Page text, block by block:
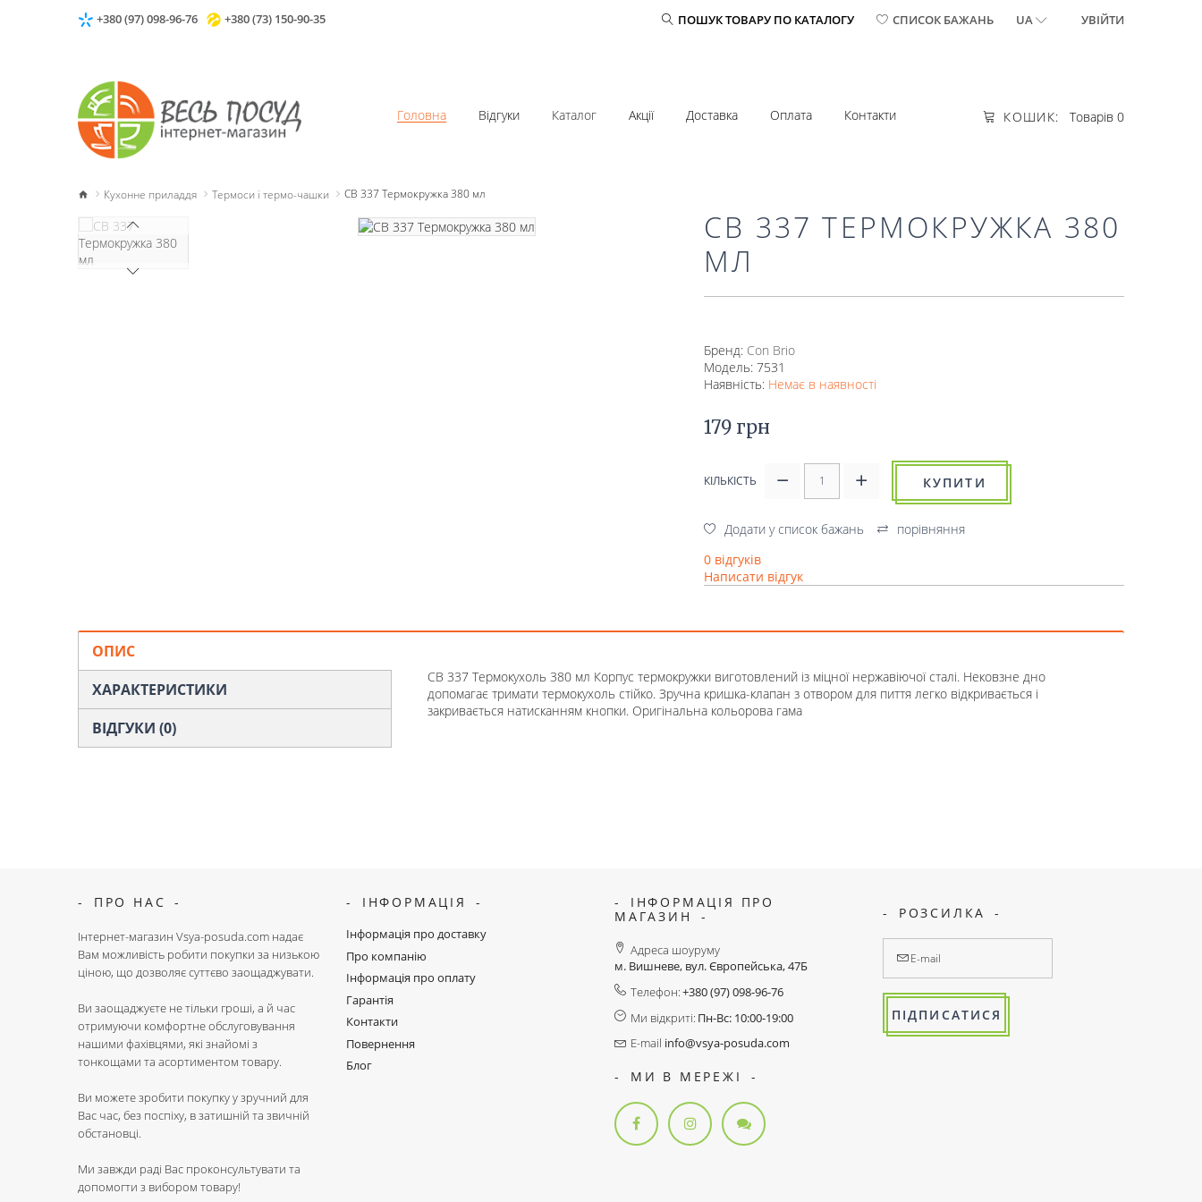
+380 (97) 098-96-76 +380 (73) 150-90-35 ПОШУК ТОВАРУ ПО КАТАЛОГУ СПИСОК БАЖАНЬ UA УВІЙТИ
КОШИК: Товарів 0
Головна Відгуки Каталог Акції Доставка Оплата Контакти
Кухонне приладдя Термоси і термо-чашки СВ 337 Термокружка 380 мл
СВ 337 ТЕРМОКРУЖКА 380
МЛ
Бренд: Con Brio
Модель: 7531
Наявність: Немає в наявності
179 грн
КІЛЬКІСТЬ КУПИТИ
Додати у список бажань
порівняння
0 відгуків
Написати відгук
ОПИС
ХАРАКТЕРИСТИКИ
ВІДГУКИ (0)
СВ 337 Термокухоль 380 мл Корпус термокружки виготовлений із міцної нержавіючої сталі. Нековзне дно
допомагає тримати термокухоль стійко. Зручна кришка-клапан з отвором для пиття легко відкривається і
закривається натисканням кнопки. Оригінальна кольорова гама
ПРО НАС
Інтернет-магазин Vsya-posuda.com надає
Вам можливість робити покупки за низькою
ціною, що дозволяє суттєво заощаджувати.
Ви заощаджуєте не тільки гроші, а й час
отримуючи комфортне обслуговування
нашими фахівцями, які знайомі з
тонкощами та асортиментом товару.
Ви можете зробити покупку у зручний для
Вас час, без поспіху, в затишній та звичній
обстановці.
Ми завжди раді Вас проконсультувати та
допомогти з вибором товару!
ІНФОРМАЦІЯ
Інформація про доставку
Про компанію
Інформація про оплату
Гарантія
Контакти
Повернення
Блог
ІНФОРМАЦІЯ ПРО
МАГАЗИН
Адреса шоуруму
м. Вишневе, вул. Європейська, 47Б
Телефон:+380 (97) 098-96-76
Ми відкриті: Пн-Вс: 10:00-19:00
E-mail info@vsya-posuda.com
МИ В МЕРЕЖІ
РОЗСИЛКА
ПІДПИСАТИСЯ